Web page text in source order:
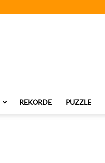
REKORDE PUZZLE